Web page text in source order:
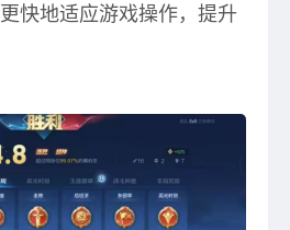
快地适应游戏操作，提升